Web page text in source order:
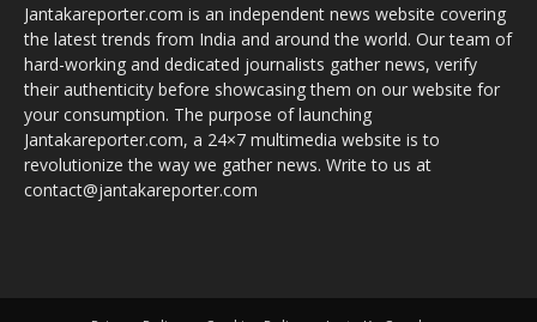
Jantakareporter.com is an independent news website covering
the latest trends from India and around the world. Our team of
hard-working and dedicated journalists gather news, verify
their authenticity before showcasing them on our website for
your consumption. The purpose of launching
Jantakareporter.com, a 24×7 multimedia website is to
revolutionize the way we gather news. Write to us at
contact@jantakareporter.com